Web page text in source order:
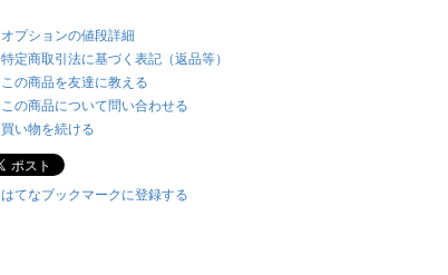
オプションの値段詳細
特定商取引法に基づく表記（返品等）
この商品を友達に教える
この商品について問い合わせる
買い物を続ける
はてなブックマークに登録する